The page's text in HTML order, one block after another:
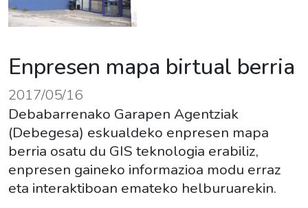
Enpresen mapa birtual berria
2017/05/16
Debabarrenako Garapen Agentziak
(Debegesa) eskualdeko enpresen mapa
berria osatu du GIS teknologia erabiliz,
enpresen gaineko informazioa modu erraz
eta interaktiboan emateko helburuarekin.